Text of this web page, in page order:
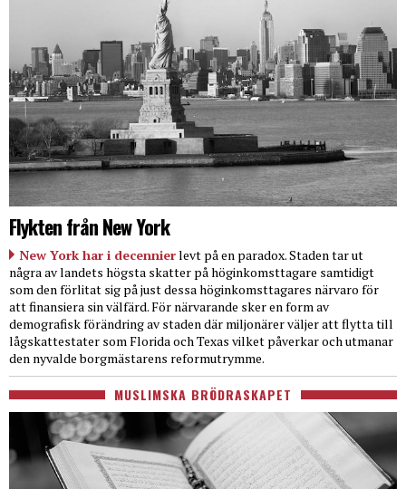
Flykten från New York
New York har i decennierlevt på en paradox. Staden tar ut
några av landets högsta skatter på höginkomsttagare samtidigt
som den förlitat sig på just dessa höginkomsttagares närvaro för
att finansiera sin välfärd. För närvarande sker en form av
demografisk förändring av staden där miljonärer väljer att flytta till
lågskattestater som Florida och Texas vilket påverkar och utmanar
den nyvalde borgmästarens reformutrymme.
MUSLIMSKA BRÖDRASKAPET